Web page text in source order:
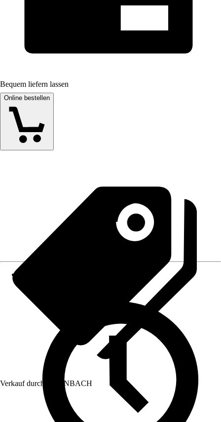
Bequem liefern lassen
Online bestellen
Verkauf durch: HORNBACH